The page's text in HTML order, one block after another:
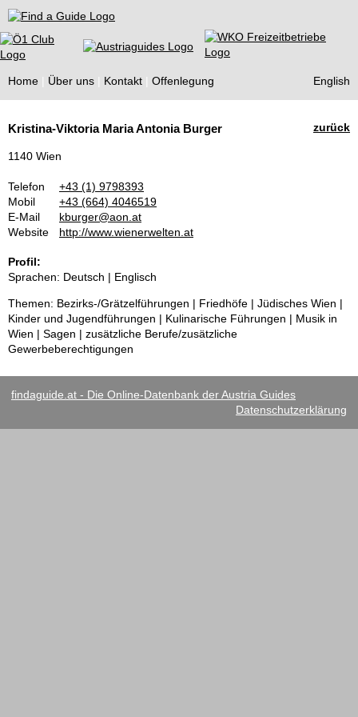
Find a Guide
Home Über uns Kontakt Offenlegung English
Guides
zurück
Kristina-Viktoria Maria Antonia Burger
1140 Wien
Telefon
+43 (1) 9798393
Mobil
+43 (664) 4046519
E-Mail
kburger@aon.at
Website
http://www.wienerwelten.at
Profil:
Sprachen: Deutsch | Englisch
Themen: Bezirks-/Grätzelführungen | Friedhöfe | Jüdisches Wien |
Kinder und Jugendführungen | Kulinarische Führungen | Musik in
Wien | Sagen | zusätzliche Berufe/zusätzliche
Gewerbeberechtigungen
findaguide.at - Die Online-Datenbank der Austria Guides
Datenschutzerklärung